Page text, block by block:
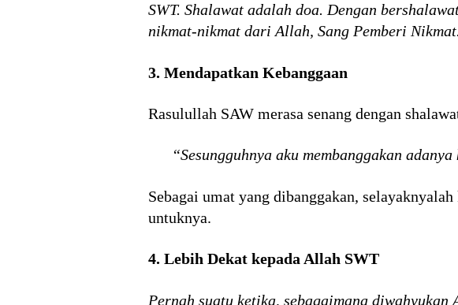
SWT. Shalawat adalah doa. Dengan
nikmat-nikmat dari Allah, Sang Pemberi Nikmat.
3. Mendapatkan Kebanggaan
Rasulullah SAW merasa senang dengan
“Sesungguhnya aku membanggakan
Sebagai umat yang dibanggakan,
untuknya.
4. Lebih Dekat kepada Allah SWT
Pernah suatu ketika, sebagaimana